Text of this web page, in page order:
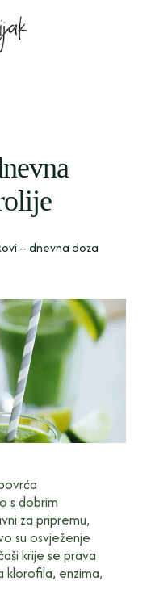
– dnevna doza
s dobrim
za pripremu,
su osvježenje
krije se prava
klorofila, enzima,